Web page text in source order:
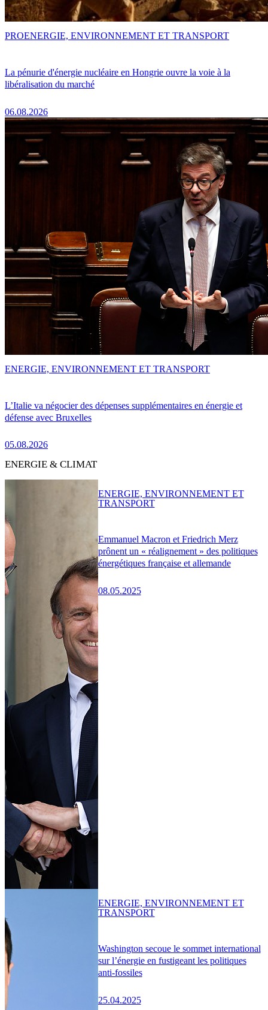
La pénurie d'énergie nucléaire en Hongrie ouvre la voie à la
libéralisation du marché
06.08.2026
PROENERGIE, ENVIRONNEMENT ET TRANSPORT
L’Italie va négocier des dépenses supplémentaires en énergie et
défense avec Bruxelles
05.08.2026
ENERGIE, ENVIRONNEMENT ET TRANSPORT
ENERGIE & CLIMAT
Emmanuel Macron et Friedrich Merz
prônent un « réalignement » des politiques
énergétiques française et allemande
08.05.2025
ENERGIE, ENVIRONNEMENT ET
TRANSPORT
Washington secoue le sommet international
sur l’énergie en fustigeant les politiques
anti-fossiles
25.04.2025
ENERGIE, ENVIRONNEMENT ET
TRANSPORT